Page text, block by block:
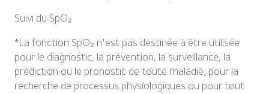
Suivi du SpO₂
*La fonction SpO₂ n'est pas destinée à être utilisée
pour le diagnostic, la prévention, la surveillance, la
prédiction ou le pronostic de toute maladie, pour la
recherche de processus physiologiques ou pour tout